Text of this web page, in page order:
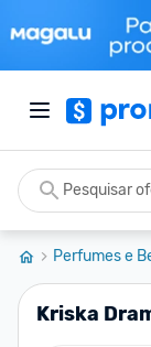
Perfumes e
Kriska